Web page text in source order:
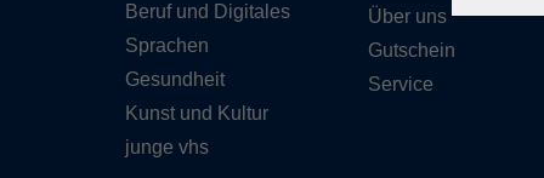
Beruf und Digitales
Sprachen
Gesundheit
Kunst und Kultur
junge vhs
Über uns
Gutschein
Service